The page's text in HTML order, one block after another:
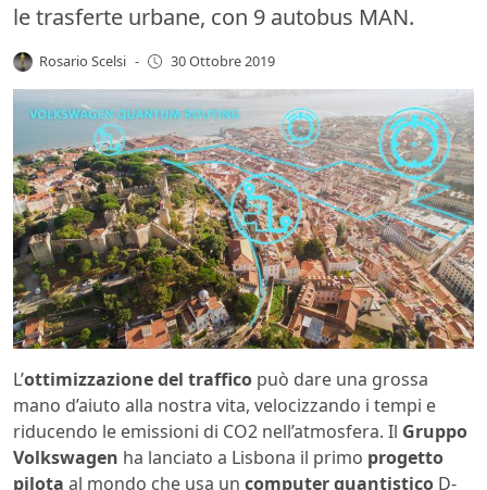
le trasferte urbane, con 9 autobus MAN.
Rosario Scelsi - 30 Ottobre 2019
L’ottimizzazione del traffico può dare una grossa
mano d’aiuto alla nostra vita, velocizzando i tempi e
riducendo le emissioni di CO2 nell’atmosfera. Il Gruppo
Volkswagen ha lanciato a Lisbona il primo progetto
pilota al mondo che usa un computer quantistico D-